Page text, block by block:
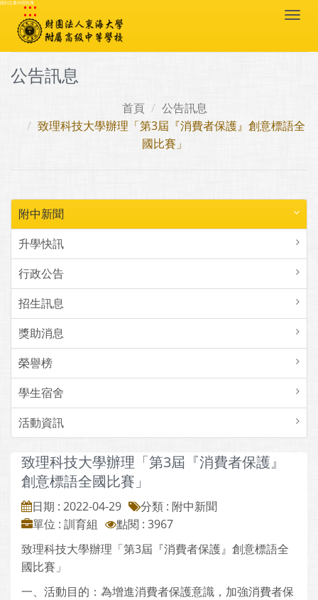
跳到主要內容區塊
:::
公告訊息
首頁
公告訊息
致理科技大學辦理「第3屆『消費者保護』創意標語全
國比賽」
附中新聞
升學快訊
行政公告
招生訊息
獎助消息
榮譽榜
學生宿舍
活動資訊
致理科技大學辦理「第3屆『消費者保護』
創意標語全國比賽」
日期 : 2022-04-29
分類 : 附中新聞
單位 : 訓育組
點閱 : 3967
致理科技大學辦理「第3屆『消費者保護』創意標語全
國比賽」
一、活動目的：為增進消費者保護意識，加強消費者保